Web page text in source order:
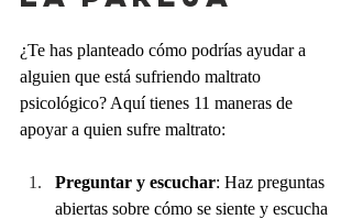
¿Te has planteado cómo podrías ayudar a
alguien que está sufriendo maltrato
psicológico? Aquí tienes 11 maneras de
apoyar a quien sufre maltrato:
Preguntar y escuchar: Haz preguntas
abiertas sobre cómo se siente y escucha